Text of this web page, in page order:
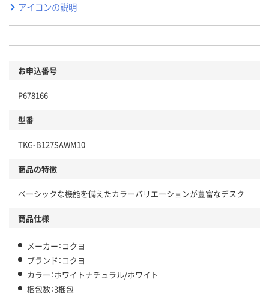
アイコンの説明
お申込番号
P678166
型番
TKG-B127SAWM10
商品の特徴
ベーシックな機能を備えたカラーバリエーションが豊富なデスク
商品仕様
メーカー：コクヨ
ブランド：コクヨ
カラー：ホワイトナチュラル/ホワイト
梱包数：3梱包